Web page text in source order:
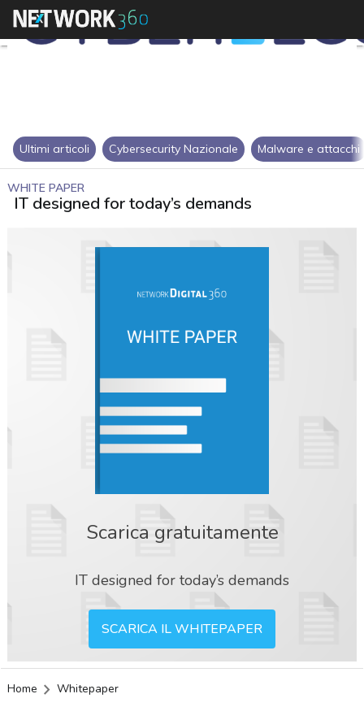
Ultimi articoli Cybersecurity Nazionale Malware e attacchi
WHITE PAPER
IT designed for today’s demands
Scarica gratuitamente
IT designed for today’s demands
SCARICA IL WHITEPAPER
Home Whitepaper